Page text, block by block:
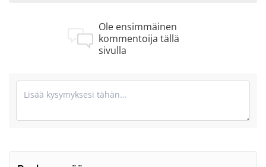
Ole ensimmäinen
kommentoija tällä
sivulla